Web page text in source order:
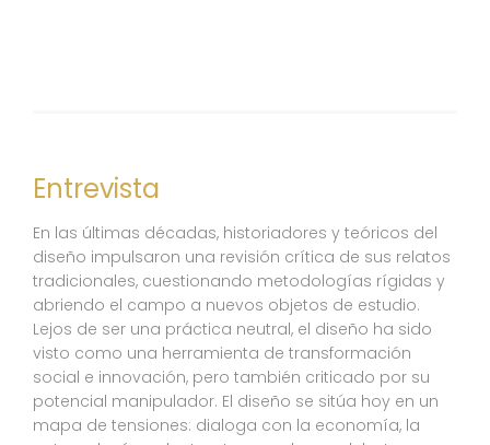
Entrevista
En las últimas décadas, historiadores y teóricos del
diseño impulsaron una revisión crítica de sus relatos
tradicionales, cuestionando metodologías rígidas y
abriendo el campo a nuevos objetos de estudio.
Lejos de ser una práctica neutral, el diseño ha sido
visto como una herramienta de transformación
social e innovación, pero también criticado por su
potencial manipulador. El diseño se sitúa hoy en un
mapa de tensiones: dialoga con la economía, la